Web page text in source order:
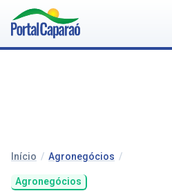
Início / Agronegócios /
Agronegócios